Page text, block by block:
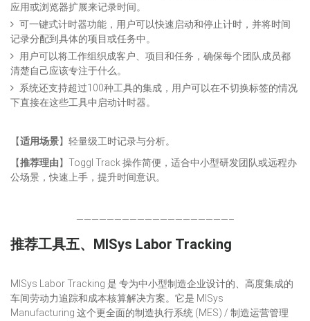
应用或浏览器扩展来记录时间。
可一键式计时器功能，用户可以快速启动和停止计时，并将时间
记录分配到具体的项目或任务中。
用户可以将工作组织成客户、项目和任务，确保每个团队成员都
清楚自己应该专注于什么。
系统还支持超过100种工具的集成，用户可以在不切换标签的情况
下直接在这些工具中启动计时器。
【适用场景】轻量级工时记录与分析。
【推荐理由】Toggl Track 操作简便，适合中小型研发团队或远程办
公场景，快速上手，提升时间意识。
————————————————————–
推荐工具五、 MISys Labor Tracking
MISys Labor Tracking 是 专为中小型制造企业设计的、高度集成的
车间劳动力追踪和成本核算解决方案。它是 MISys
Manufacturing 这个更全面的制造执行系统 (MES) / 制造运营管理